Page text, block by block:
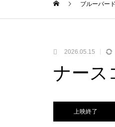
ブルーバー
2026.05.15
ナース
上映終了